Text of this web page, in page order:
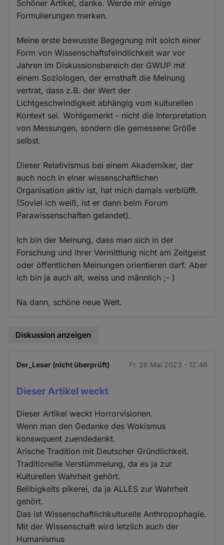
Schöner Artikel, danke. Werde mir einige
Formulierungen merken.
Meine erste bewusste Begegnung mit solch einer
Form von Wissenschaftsfeindlichkeit war vor
Jahren im Diskussionsbereich der GWUP mit
einem Soziologen, der ernsthaft die Meinung
vertrat, dass z.B. der Wert der
Lichtgeschwindigkeit abhängig vom kulturellen
Kontext sei. Wohlgemerkt - nicht die Interpretation
von Messungen, sondern die gemessene Größe
selbst.
Dieser Relativismus bei einem Akademiker, der
auch noch in einer wissenschaftlichen
Organisation aktiv ist, hat mich damals verblüfft.
(Soviel ich weiß, ist er dann beim Forum
Parawissenschaften gelandet).
Ich bin der Meinung, dass man sich in der
Forschung und ihrer Vermittlung nicht am Zeitgeist
oder öffentlichen Meinungen orientieren darf. Aber
ich bin ja auch alt, weiss und männlich ;- )
Na dann, schöne neue Welt.
Diskussion anzeigen
Der_Leser (nicht überprüft) Fr. 26 Mai 2023 - 12:46
Dieser Artikel weckt
Dieser Artikel weckt Horrorvisionen.
Wenn man den Gedanke des Wokismus
konswquent zuendedenkt.
Arische Tradition mit Deutscher Gründlichkeit.
Traditionelle Verstümmelung, da es ja zur
Kulturellen Wahrheit gehört.
Belibigkeits pikerei, da ja ALLES zur Wahrheit
gehört.
Das ist Wissenschaftlichkulturelle Anthropophagie.
Mit der Wissenschaft wird letzlich auch der
Humanismus